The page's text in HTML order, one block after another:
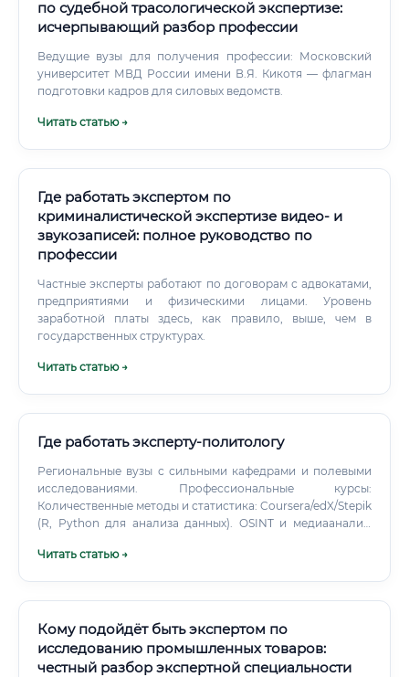
изображений, блокчейна для отслеживания цепочки
поставок и подтверждения подлинности, а также
специализированного ПО для моделирования дефектов
станет частью повседневной работы эксперта.
по судебной трасологической экспертизе:
исчерпывающий разбор профессии
Ведущие вузы для получения профессии: Московский
университет МВД России имени В.Я. Кикотя — флагман
подготовки кадров для силовых ведомств.
Читать статью →
Где работать экспертом по
криминалистической экспертизе видео- и
звукозаписей: полное руководство по
профессии
Частные эксперты работают по договорам с адвокатами,
предприятиями и физическими лицами. Уровень
заработной платы здесь, как правило, выше, чем в
государственных структурах.
Читать статью →
Где работать эксперту-политологу
Региональные вузы с сильными кафедрами и полевыми
исследованиями. Профессиональные курсы:
Количественные методы и статистика: Coursera/edX/Stepik
(R, Python для анализа данных). OSINT и медиаанализ:
соцмедиа, контент-анализ.
Читать статью →
Кому подойдёт быть экспертом по
исследованию промышленных товаров:
честный разбор экспертной специальности